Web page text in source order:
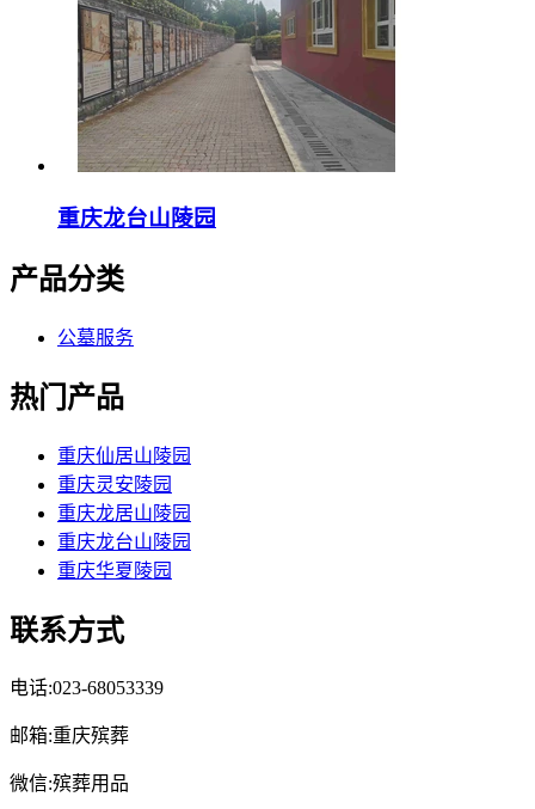
重庆龙台山陵园
产品分类
公墓服务
热门产品
重庆仙居山陵园
重庆灵安陵园
重庆龙居山陵园
重庆龙台山陵园
重庆华夏陵园
联系方式
电话:023-68053339
邮箱:重庆殡葬
微信:殡葬用品